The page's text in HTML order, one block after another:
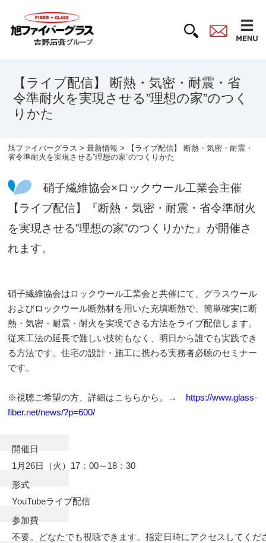
【ライブ配信】 断熱・気密・耐震・省
令準耐火を実現させる”理想の家”のつく
りかた
旭ファイバーグラス >最新情報 > 【ライブ配信】 断熱・気密・耐震・
省令準耐火を実現させる”理想の家”のつくりかた
硝子繊維協会×ロックウール工業会主催
【ライブ配信】『断熱・気密・耐震・省令準耐火
を実現させる”理想の家”のつくりかた』が開催さ
れます。
硝子繊維協会はロックウール工業会と共催にて、グラスウール
およびロックウール断熱材を用いた充填断熱で、簡単確実に断
熱・気密・耐震・耐火を実現できる方法をライブ配信します。
従来工法の延長で難しい技術もなく、明日から誰でも実践でき
る方法です。住宅の設計・施工に携わる実務者必聴のセミナー
です。
※視聴ご希望の方、詳細はこちらから。→ https://www.glass-
fiber.net/news/?p=600/
開催日
1月26日（火）17：00～18：30
形式
YouTubeライブ配信
参加費
不要。どなたでも視聴できます。指定日時にアクセスしてくだ